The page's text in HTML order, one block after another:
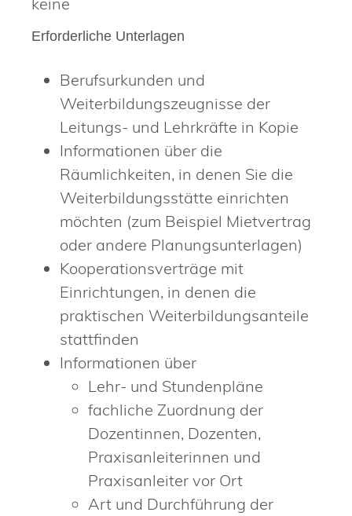
Erforderliche Unterlagen
Berufsurkunden und
Weiterbildungszeugnisse der
Leitungs- und Lehrkräfte in Kopie
Informationen über die
Räumlichkeiten, in denen Sie die
Weiterbildungsstätte einrichten
möchten (zum Beispiel Mietvertrag
oder andere Planungsunterlagen)
Kooperationsverträge mit
Einrichtungen, in denen die
praktischen Weiterbildungsanteile
stattfinden
Informationen über
Lehr- und Stundenpläne
fachliche Zuordnung der
Dozentinnen, Dozenten,
Praxisanleiterinnen und
Praxisanleiter vor Ort
Art und Durchführung der